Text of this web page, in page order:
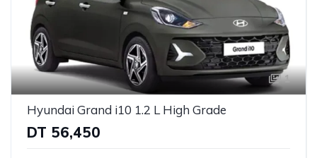
1
Hyundai Grand i10 1.2 L High Grade
DT 56,450